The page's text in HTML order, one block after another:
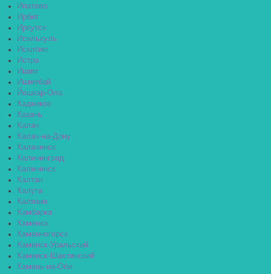
Ипатово
Ирбит
Иркутск
Исилькуль
Искитим
Истра
Ишим
Ишимбай
Йошкар-Ола
Кадников
Казань
Калач
Калач-на-Дону
Калачинск
Калининград
Калининск
Калтан
Калуга
Калязин
Камбарка
Каменка
Каменногорск
Каменск-Уральский
Каменск-Шахтинский
Камень-на-Оби